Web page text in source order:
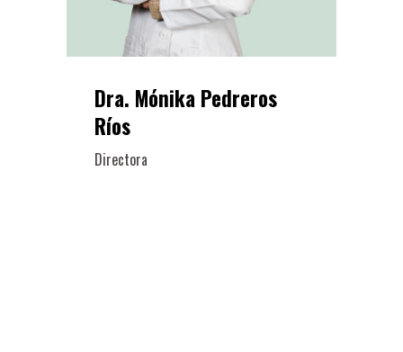
Dra. Mónika Pedreros
Ríos
Directora